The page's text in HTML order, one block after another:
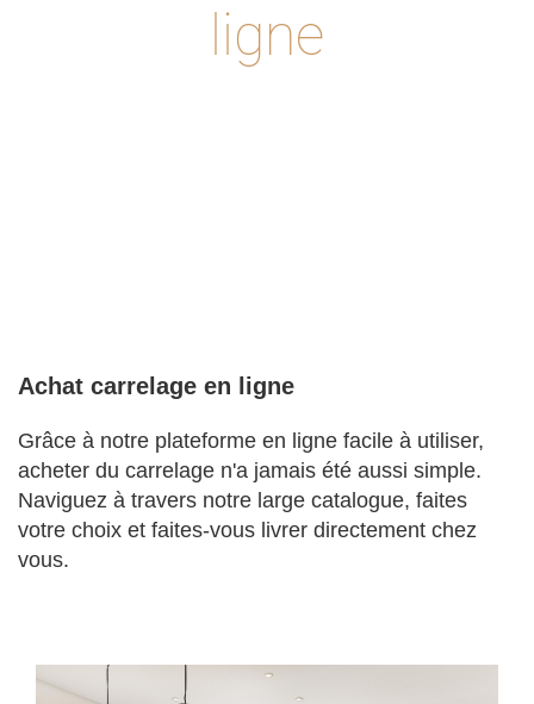
ligne
Achat carrelage en ligne
Grâce à notre plateforme en ligne facile à utiliser,
acheter du carrelage n'a jamais été aussi simple.
Naviguez à travers notre large catalogue, faites
votre choix et faites-vous livrer directement chez
vous.